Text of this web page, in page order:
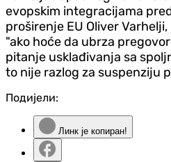
evopskim integracijama
proširenje EU Oliver
"ako hoće da ubrza
pitanje usklađivanja sa
to nije razlog za suspenziju
Подијели:
Линк је копиран!